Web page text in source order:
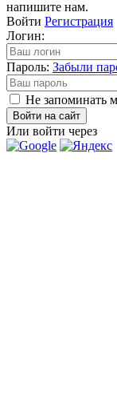
напишите нам.
Войти Регистрация
Логин:
Пароль: Забыли
Не запоминать
Войти на сайт
Или войти через